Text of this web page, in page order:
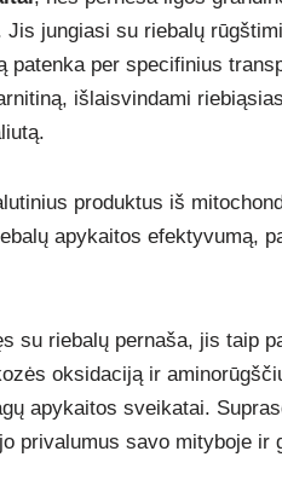
jungiasi su riebalų
per specifinius
išlaisvindami
produktus iš
apykaitos efektyvumą,
su riebalų pernaša, jis taip
oksidaciją ir
apykaitos sveikatai.
privalumus savo mityboje ir